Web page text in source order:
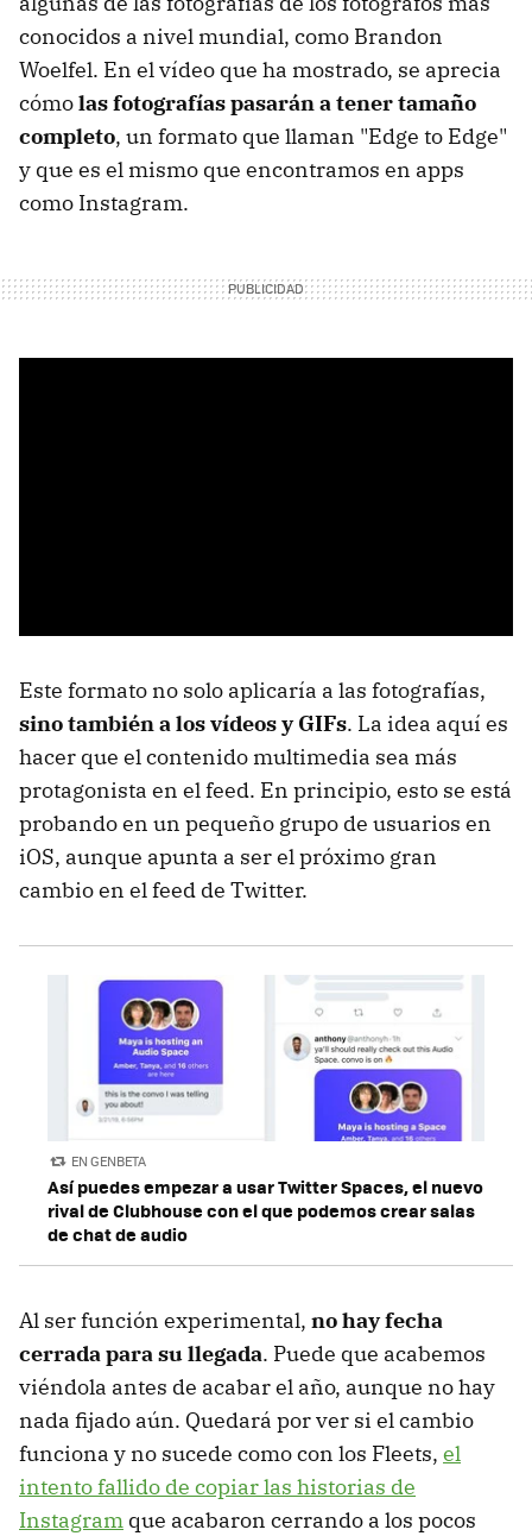
conocidos a nivel mundial, como Brandon
Woelfel. En el vídeo que ha mostrado, se aprecia
cómolas fotografías pasarán a tener tamaño
completo, un formato que llaman "Edge to Edge"
y que es el mismo que encontramos en apps
como Instagram.
Este formato no solo aplicaría a las fotografías,
sino también a los vídeos y GIFs. La idea aquí es
hacer que el contenido multimedia sea más
protagonista en el feed. En principio, esto se está
probando en un pequeño grupo de usuarios en
iOS, aunque apunta a ser el próximo gran
cambio en el feed de Twitter.
EN GENBETA
Así puedes empezar a usar Twitter Spaces, el nuevo
rival de Clubhouse con el que podemos crear salas
de chat de audio
Al ser función experimental, no hay fecha
cerrada para su llegada. Puede que acabemos
viéndola antes de acabar el año, aunque no hay
nada fijado aún. Quedará por ver si el cambio
funciona y no sucede como con los Fleets, el
intento fallido de copiar las historias de
Instagram que acabaron cerrando a los pocos